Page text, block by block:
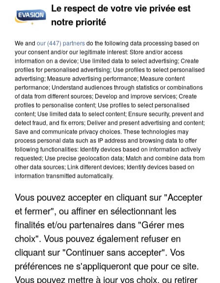
COULÉE DE BOUE EN HAUTE-SAVOIE
LES DONNÉES DE 300 000 CLIENTS DÉROBÉES À
INTERMARCHÉ APRÈS UNE...
Le respect de votre vie privée est
notre priorité
We and our (447) partnersdo the following data processing based on
your consent and/or our legitimate interest: Store and/or access
information on a device; Use limited data to select advertising; Create
profiles for personalised advertising; Use profiles to select personalised
advertising; Measure advertising performance; Measure content
performance; Understand audiences through statistics or combinations
of data from different sources; Develop and improve services; Create
profiles to personalise content; Use profiles to select personalised
content; Use limited data to select content; Ensure security, prevent and
detect fraud, and fix errors; Deliver and present advertising and content;
Save and communicate privacy choices. These technologies may
process personal data such as IP address and browsing data to offer
following functionalities: Identify devices based on information actively
requested; Use precise geolocation data; Match and combine data from
other data sources; Link different devices; Identify devices based on
information transmitted automatically.
Vous pouvez accepter en cliquant sur "Accepter
et fermer", ou affiner en sélectionnant les
finalités et/ou partenaires dans "Gérer mes
choix". Vous pouvez également refuser en
cliquant sur "Continuer sans accepter". Vos
préférences ne s'appliqueront que pour ce site.
Vous pouvez mettre à jour vos choix, ou retirer